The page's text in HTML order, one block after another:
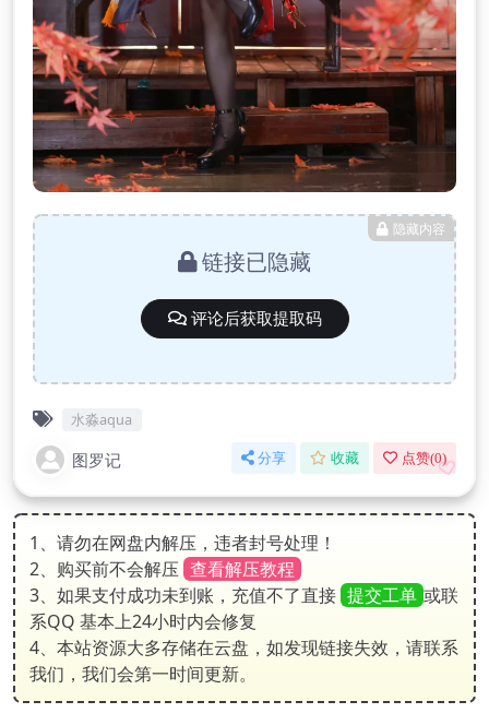
隐藏内容
链接已隐藏
评论后获取提取码
水淼aqua
图罗记 分享 收藏 点赞(0)
1、请勿在网盘内解压，违者封号处理！
2、购买前不会解压 查看解压教程
3、如果支付成功未到账，充值不了直接 提交工单 或联
系QQ 基本上24小时内会修复
4、本站资源大多存储在云盘，如发现链接失效，请联系
我们，我们会第一时间更新。